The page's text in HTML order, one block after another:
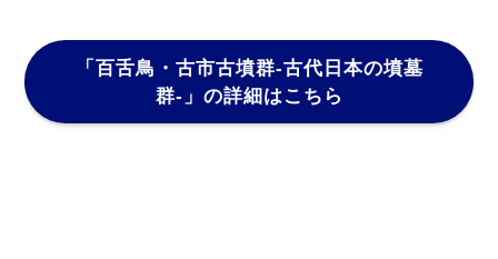
「百舌鳥・古市古墳群-古代日本の墳墓
群-」 の詳細はこちら